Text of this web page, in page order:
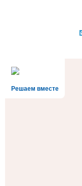
Решаем вместе